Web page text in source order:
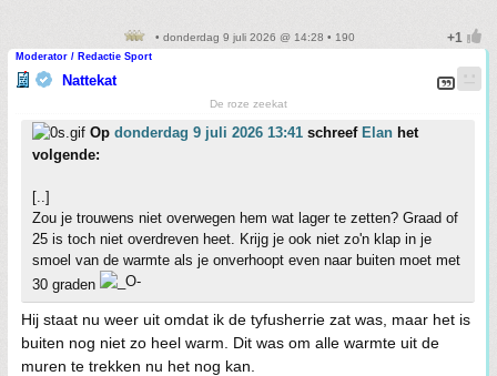
• donderdag 9 juli 2026 @ 14:28 • 190
Moderator / Redactie Sport
Nattekat
De roze zeekat
Op donderdag 9 juli 2026 13:41 schreef Elan het
volgende:
[..]
Zou je trouwens niet overwegen hem wat lager te zetten? Graad of
25 is toch niet overdreven heet. Krijg je ook niet zo'n klap in je
smoel van de warmte als je onverhoopt even naar buiten moet met
30 graden
Hij staat nu weer uit omdat ik de tyfusherrie zat was, maar het is
buiten nog niet zo heel warm. Dit was om alle warmte uit de
muren te trekken nu het nog kan.